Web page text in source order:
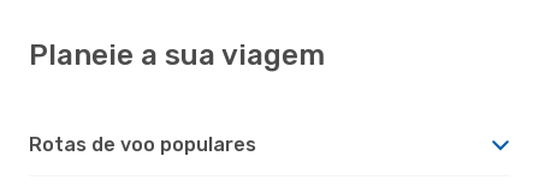
Planeie a sua viagem
Rotas de voo populares